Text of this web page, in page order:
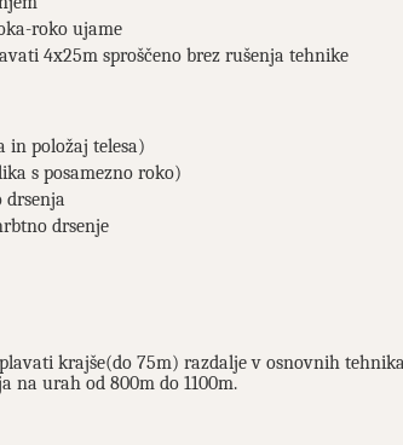
roko ujame
4x25m sproščeno brez rušenja tehnike
in položaj telesa)
s posamezno roko)
drsenje
krajše(do 75m) razdalje v osnovnih
na urah od 800m do 1100m.